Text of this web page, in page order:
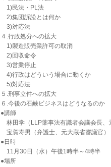
1)民法・PL法
2)集団訴訟とは何か
3)対応法
４.行政処分への拡大
1)製造販売業許可の取消
2)回収命令
3)営業停止
4)行政はどういう場合に動くか
5)対応法
５.刑事立件への拡大
６.今後の石鹸ビジネスはどうなるのか
●講師
林田学（LLP薬事法有識者会議会長、
宝賀寿男（弁護士、元大蔵省審議官）
●日時
11月30日（水）午後1時半～4時半
●場所